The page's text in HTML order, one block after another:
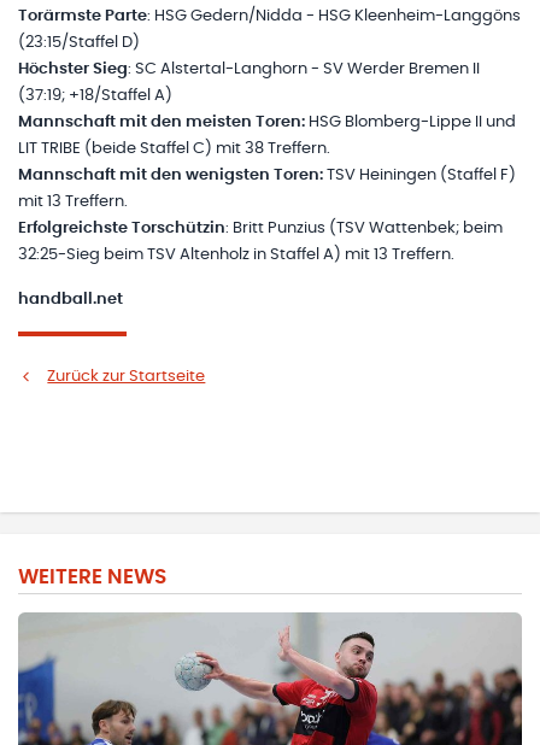
Torärmste Parte: HSG Gedern/Nidda - HSG Kleenheim-Langgöns
(23:15/Staffel D)
Höchster Sieg: SC Alstertal-Langhorn - SV Werder Bremen II
(37:19; +18/Staffel A)
Mannschaft mit den meisten Toren: HSG Blomberg-Lippe II und
LIT TRIBE (beide Staffel C) mit 38 Treffern.
Mannschaft mit den wenigsten Toren:
TSV Heiningen (Staffel F)
mit 13 Treffern.
Erfolgreichste Torschützin: Britt Punzius (TSV Wattenbek; beim
32:25-Sieg beim TSV Altenholz in Staffel A) mit 13 Treffern.
handball.net
Zurück zur Startseite
WEITERE NEWS